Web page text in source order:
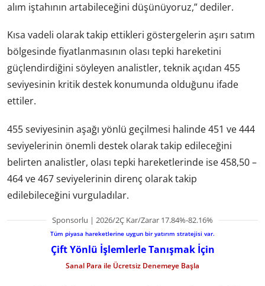
alım iştahının artabileceğini düşünüyoruz,” dediler.
Kısa vadeli olarak takip ettikleri göstergelerin aşırı satım
bölgesinde fiyatlanmasının olası tepki hareketini
güçlendirdiğini söyleyen analistler, teknik açıdan 455
seviyesinin kritik destek konumunda olduğunu ifade
ettiler.
455 seviyesinin aşağı yönlü geçilmesi halinde 451 ve 444
seviyelerinin önemli destek olarak takip edileceğini
belirten analistler, olası tepki hareketlerinde ise 458,50 –
464 ve 467 seviyelerinin direnç olarak takip
edilebileceğini vurguladılar.
Sponsorlu | 2026/2Ç Kar/Zarar 17.84%-82.16%
Tüm piyasa hareketlerine uygun bir yatırım stratejisi var.
Çift Yönlü İşlemlerle Tanışmak İçin
Sanal Para ile Ücretsiz Denemeye Başla